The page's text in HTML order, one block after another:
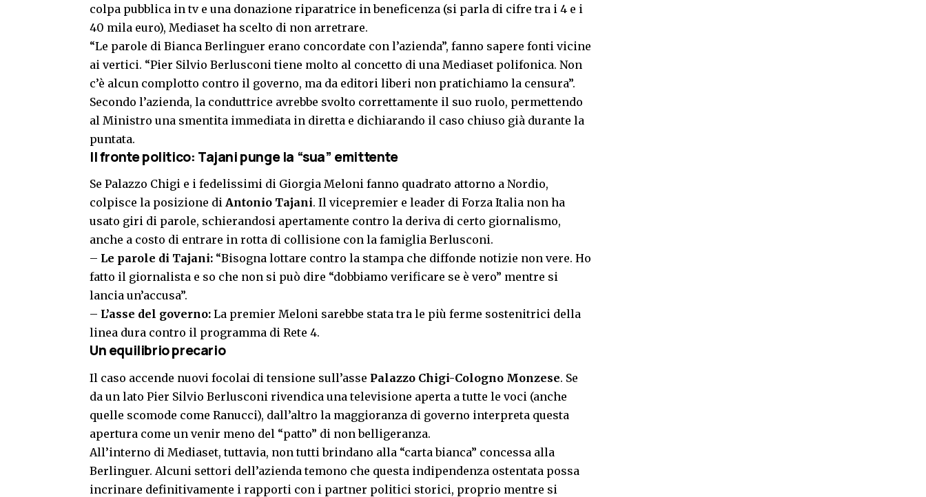
colpa pubblica in tv e una donazione riparatrice in beneficenza (si parla di cifre tra i 4 e i
40 mila euro), Mediaset ha scelto di non arretrare.
“Le parole di Bianca Berlinguer erano concordate con l’azienda”, fanno sapere fonti vicine
ai vertici. “Pier Silvio Berlusconi tiene molto al concetto di una Mediaset polifonica. Non
c’è alcun complotto contro il governo, ma da editori liberi non pratichiamo la censura”.
Secondo l’azienda, la conduttrice avrebbe svolto correttamente il suo ruolo, permettendo
al Ministro una smentita immediata in diretta e dichiarando il caso chiuso già durante la
puntata.
Il fronte politico: Tajani punge la “sua” emittente
Se Palazzo Chigi e i fedelissimi di Giorgia Meloni fanno quadrato attorno a Nordio,
colpisce la posizione di Antonio Tajani. Il vicepremier e leader di Forza Italia non ha
usato giri di parole, schierandosi apertamente contro la deriva di certo giornalismo,
anche a costo di entrare in rotta di collisione con la famiglia Berlusconi.
– Le parole di Tajani: “Bisogna lottare contro la stampa che diffonde notizie non vere. Ho
fatto il giornalista e so che non si può dire “dobbiamo verificare se è vero” mentre si
lancia un’accusa”.
– L’asse del governo: La premier Meloni sarebbe stata tra le più ferme sostenitrici della
linea dura contro il programma di Rete 4.
Un equilibrio precario
Il caso accende nuovi focolai di tensione sull’asse Palazzo Chigi-Cologno Monzese. Se
da un lato Pier Silvio Berlusconi rivendica una televisione aperta a tutte le voci (anche
quelle scomode come Ranucci), dall’altro la maggioranza di governo interpreta questa
apertura come un venir meno del “patto” di non belligeranza.
All’interno di Mediaset, tuttavia, non tutti brindano alla “carta bianca” concessa alla
Berlinguer. Alcuni settori dell’azienda temono che questa indipendenza ostentata possa
incrinare definitivamente i rapporti con i partner politici storici, proprio mentre si